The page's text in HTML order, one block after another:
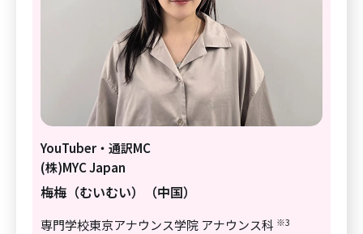
YouTuber・通訳MC
(株)MYC Japan
梅梅（むいむい）（中国）
専門学校東京アナウンス学院 アナウンス科 ※3